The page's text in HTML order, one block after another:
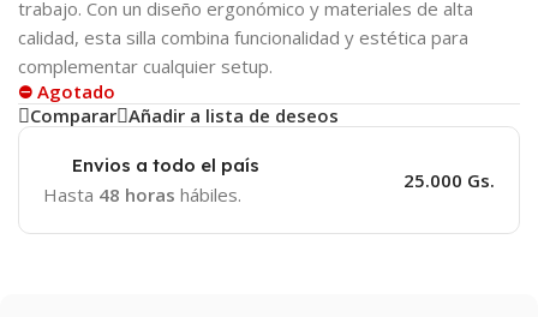
trabajo. Con un diseño ergonómico y materiales de alta
calidad, esta silla combina funcionalidad y estética para
complementar cualquier setup.
⛔ Agotado
Comparar Añadir a lista de deseos
Envios a todo el país
Hasta 48 horas hábiles.
25.000 Gs.